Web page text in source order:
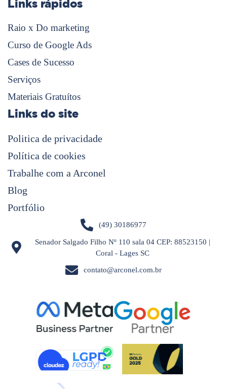
Links rápidos
Raio x Do marketing
Curso de Google Ads
Cases de Sucesso
Serviços
Materiais Gratuítos
Links do site
Politica de privacidade
Política de cookies
Trabalhe com a Arconel
Blog
Portfólio
(49) 30186977
Senador Salgado Filho Nº 110 sala 04 CEP: 88523150 |
Coral - Lages SC
contato@arconel.com.br